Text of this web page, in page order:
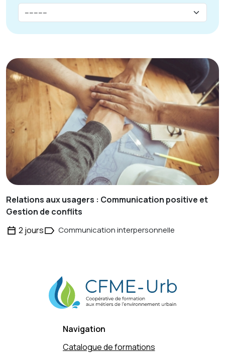
Relations aux usagers : Communication positive et
Gestion de conflits
2 jours
Communication interpersonnelle
Navigation
Catalogue de formations